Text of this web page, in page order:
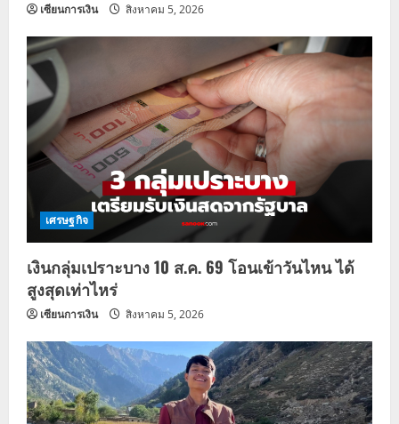
เซียนการเงิน สิงหาคม 5, 2026
เศรษฐกิจ
เงินกลุ่มเปราะบาง 10 ส.ค. 69 โอนเข้าวันไหน ได้
สูงสุดเท่าไหร่
เซียนการเงิน สิงหาคม 5, 2026